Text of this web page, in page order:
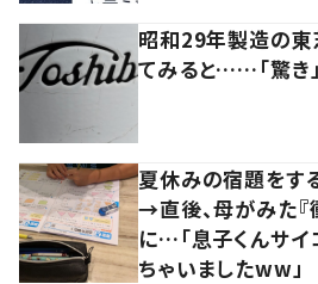
昭和29年製造の東
てみると……「驚き
夏休みの宿題をす
→直後、母がみた『
に…「息子くんサイ
ちゃいましたww」